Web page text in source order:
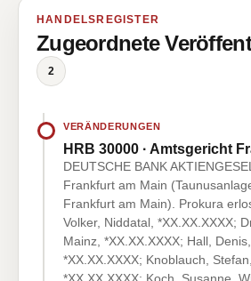
HANDELSREGISTER
Zugeordnete
2
VERÄNDERUNGEN
HRB 30000 · Amtsgericht
DEUTSCHE BANK
Frankfurt am Main
Frankfurt am Main). Prokura
Volker, Niddatal, *XX.XX.XXXX;
Mainz, *XX.XX.XXXX; Hall,
*XX.XX.XXXX; Knoblauch,